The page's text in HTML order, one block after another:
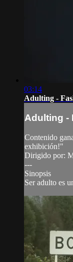
03:14
Adulting -
Adulting -
Contenido
exhibición!"
Dirigido por:
---
Sinopsis
Ser adulto es